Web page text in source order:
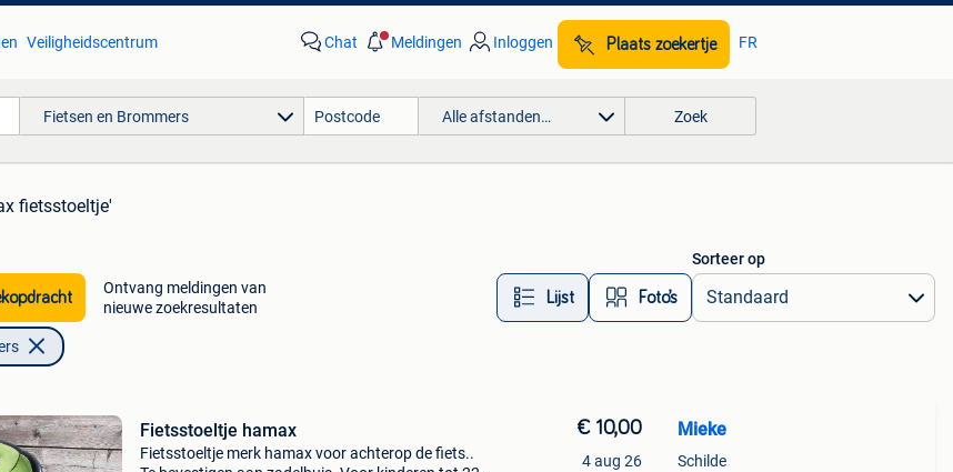
Veiligheidscentrum Chat Meldingen Inloggen Plaats zoekertje FR
Fietsen en Brommers Alle afstanden… Zoek
fietsstoeltje'
Ontvang meldingen van
nieuwe zoekresultaten
Lijst Foto’s
Sorteer op
Fietsstoeltje hamax
Fietsstoeltje merk hamax voor achterop de fiets..
€ 10,00
4 aug 26
Mieke
Schilde